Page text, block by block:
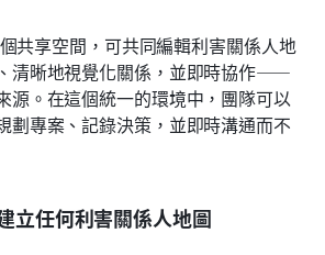
共享空間，可共同編輯利害關係人地
清晰地視覺化關係，並即時協作——
源。在這個統一的環境中，團隊可以
劃專案、記錄決策，並即時溝通而不
立任何利害關係人地圖